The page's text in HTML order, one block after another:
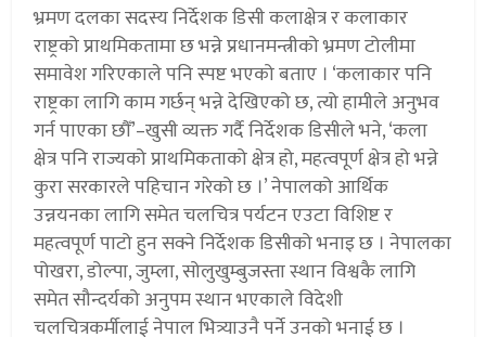
भ्रमण दलका सदस्य निर्देशक डिसी कलाक्षेत्र र कलाकार
राष्ट्रको प्राथमिकतामा छ भन्ने प्रधानमन्त्रीको भ्रमण टोलीमा
समावेश गरिएकाले पनि स्पष्ट भएको बताए । ‘कलाकार पनि
राष्ट्रका लागि काम गर्छन् भन्ने देखिएको छ, त्यो हामीले अनुभव
गर्न पाएका छौँ’–खुसी व्यक्त गर्दै निर्देशक डिसीले भने, ‘कला
क्षेत्र पनि राज्यको प्राथमिकताको क्षेत्र हो, महत्वपूर्ण क्षेत्र हो भन्ने
कुरा सरकारले पहिचान गरेको छ ।’ नेपालको आर्थिक
उन्नयनका लागि समेत चलचित्र पर्यटन एउटा विशिष्ट र
महत्वपूर्ण पाटो हुन सक्ने निर्देशक डिसीको भनाइ छ । नेपालका
पोखरा, डोल्पा, जुम्ला, सोलुखुम्बुजस्ता स्थान विश्वकै लागि
समेत सौन्दर्यको अनुपम स्थान भएकाले विदेशी
चलचित्रकर्मीलाई नेपाल भित्र्याउनै पर्ने उनको भनाई छ ।